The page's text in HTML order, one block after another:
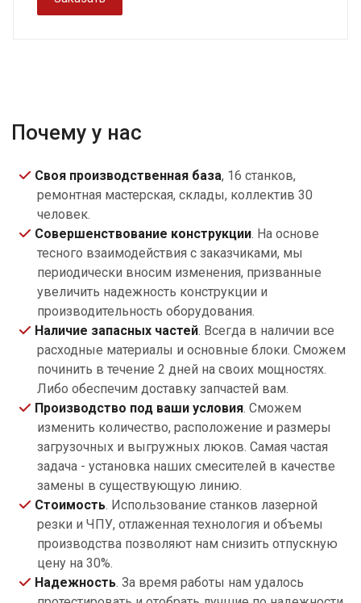
Почему у нас
Своя производственная база, 16 станков,
ремонтная мастерская, склады, коллектив 30
человек.
Совершенствование конструкции. На основе
тесного взаимодействия с заказчиками, мы
периодически вносим изменения, призванные
увеличить надежность конструкции и
производительность оборудования.
Наличие запасных частей. Всегда в наличии все
расходные материалы и основные блоки. Сможем
починить в течение 2 дней на своих мощностях.
Либо обеспечим доставку запчастей вам.
Производство под ваши условия. Сможем
изменить количество, расположение и размеры
загрузочных и выгружных люков. Самая частая
задача - установка наших смесителей в качестве
замены в существующую линию.
Стоимость. Использование станков лазерной
резки и ЧПУ, отлаженная технология и объемы
производства позволяют нам снизить отпускную
цену на 30%.
Надежность. За время работы нам удалось